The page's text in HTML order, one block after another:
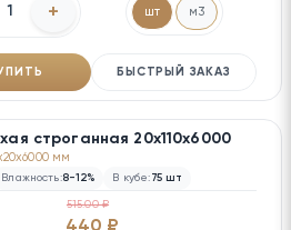
+ шт м3
БЫСТРЫЙ ЗАКАЗ
строганная 20х110х6000
мм
Влажность:8-12% В кубе: 75 шт
515.00 ₽
440 ₽